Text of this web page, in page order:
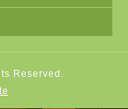
Reserved.